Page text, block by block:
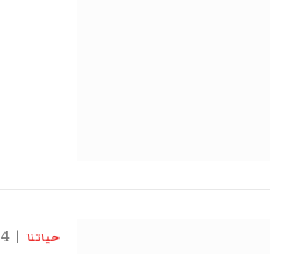
حياتنا 4 يناير، 2022